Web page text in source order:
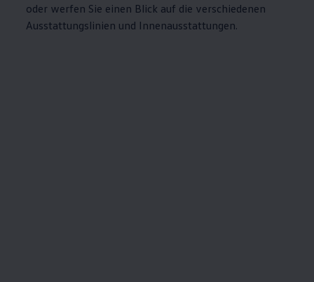
oder werfen Sie einen Blick auf die verschiedenen
Ausstattungslinien und Innenausstattungen.